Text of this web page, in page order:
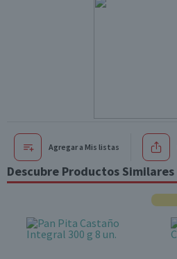
Agregar a Mis listas
Descubre Productos Similares